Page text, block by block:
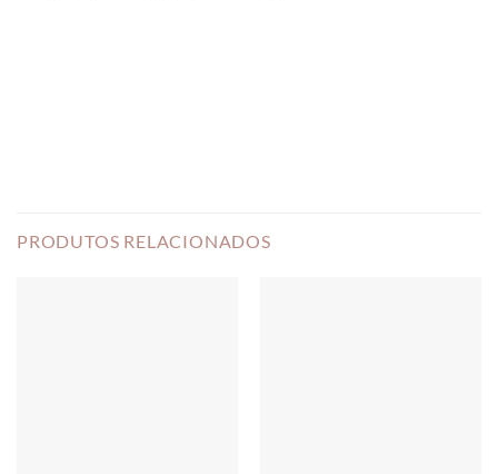
PRODUTOS RELACIONADOS